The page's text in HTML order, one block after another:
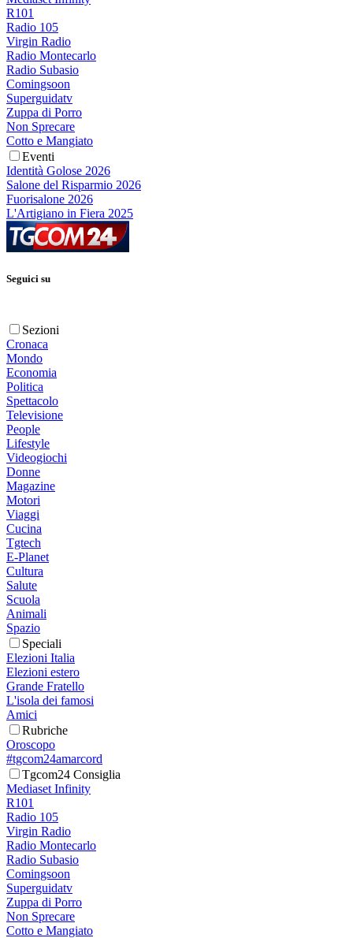
R101
Radio 105
Virgin Radio
Radio Montecarlo
Radio Subasio
Comingsoon
Superguidatv
Zuppa di Porro
Non Sprecare
Cotto e Mangiato
Eventi
Identità Golose 2026
Salone del Risparmio 2026
Fuorisalone 2026
L'Artigiano in Fiera 2025
Seguici su
Sezioni
Cronaca
Mondo
Economia
Politica
Spettacolo
Televisione
People
Lifestyle
Videogiochi
Donne
Magazine
Motori
Viaggi
Cucina
Tgtech
E-Planet
Cultura
Salute
Scuola
Animali
Spazio
Speciali
Elezioni Italia
Elezioni estero
Grande Fratello
L'isola dei famosi
Amici
Rubriche
Oroscopo
#tgcom24amarcord
Tgcom24 Consiglia
Mediaset Infinity
R101
Radio 105
Virgin Radio
Radio Montecarlo
Radio Subasio
Comingsoon
Superguidatv
Zuppa di Porro
Non Sprecare
Cotto e Mangiato